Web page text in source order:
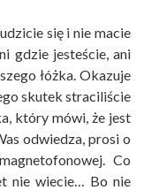
się i nie macie
gdzie jesteście, ani
łóżka. Okazuje
skutek straciliście
który mówi, że jest
odwiedza, prosi o
Co
nie wiecie… Bo nie